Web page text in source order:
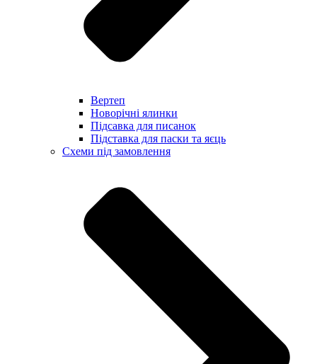
Вертеп
Новорічні ялинки
Підсавка для писанок
Підставка для паски та яєць
Схеми під замовлення